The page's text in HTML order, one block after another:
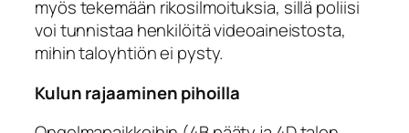
myös tekemään rikosilmoituksia, sillä poliisi
voi tunnistaa henkilöitä videoaineistosta,
mihin taloyhtiön ei pysty.
Kulun rajaaminen pihoilla